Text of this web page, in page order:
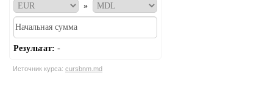
»
Результат: -
Источник курса: cursbnm.md